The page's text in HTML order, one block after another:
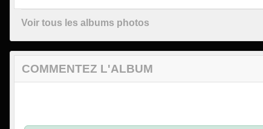
Voir tous les albums photos
COMMENTEZ L'ALBUM